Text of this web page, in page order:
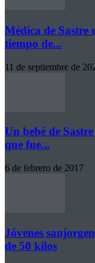
Médica de Sastre
tiempo de...
11 de septiembre de
Un bebé de
que fue...
6 de febrero de 2017
Jóvenes
de 50 kilos